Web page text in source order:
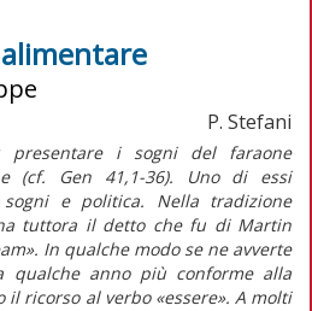
P. Stefani
i sogni del faraone
(cf. Gen 41,1-36). Uno di essi
e politica. Nella tradizione
tuttora il detto che fu di Martin
In qualche modo se ne avverte
qualche anno più conforme alla
ricorso al verbo «essere». A molti